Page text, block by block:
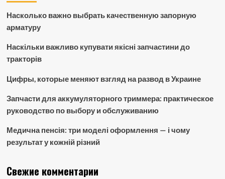
Насколько важно выбрать качественную запорную
арматуру
Наскільки важливо купувати якісні запчастини до
тракторів
Цифры, которые меняют взгляд на развод в Украине
Запчасти для аккумуляторного триммера: практическое
руководство по выбору и обслуживанию
Медична пенсія: три моделі оформлення — і чому
результат у кожній різний
Свежие комментарии